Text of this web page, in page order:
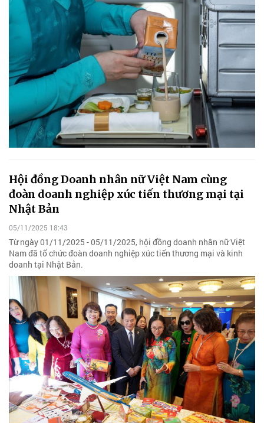
Hội đồng Doanh nhân nữ Việt Nam cùng
đoàn doanh nghiệp xúc tiến thương mại tại
Nhật Bản
05/11/2025 18:43
Từ ngày 01/11/2025 - 05/11/2025, hội đồng doanh nhân nữ Việt
Nam đã tổ chức đoàn doanh nghiệp xúc tiến thương mại và kinh
doanh tại Nhật Bản.